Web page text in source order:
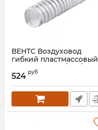
ВЕНТС Воздуховод
гибкий пластмассовый
Поливент 606/203/6
Артикул:
524 руб